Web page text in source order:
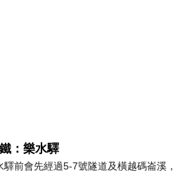
：樂水驛
驛前會先經過5-7號隧道及橫越碼崙溪，